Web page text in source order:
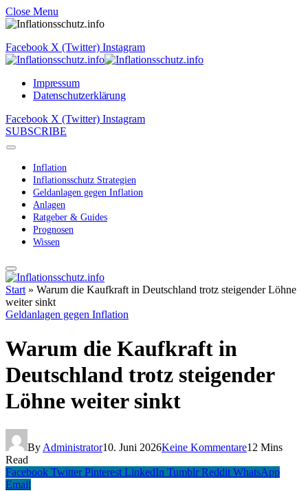
Close Menu
Facebook X (Twitter) Instagram
Impressum
Datenschutzerklärung
Facebook X (Twitter) Instagram
SUBSCRIBE
Inflation
Inflationsschutz Strategien
Geldanlagen gegen Inflation
Anlagen
Ratgeber & Guides
Prognosen
Wissen
Start » Warum die Kaufkraft in Deutschland trotz steigender Löhne
weiter sinkt
Geldanlagen gegen Inflation
Warum die Kaufkraft in
Deutschland trotz steigender
Löhne weiter sinkt
By Administrator10. Juni 2026Keine Kommentare12 Mins
Read
Facebook Twitter Pinterest LinkedIn Tumblr Reddit WhatsApp
Email